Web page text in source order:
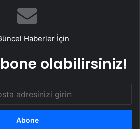
Haberler İçin
olabilirsiniz!